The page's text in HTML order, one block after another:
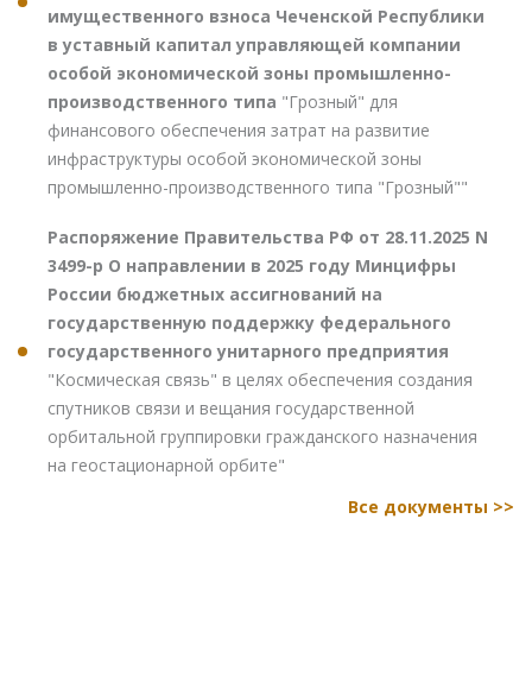
имущественного взноса Чеченской Республики
в уставный капитал управляющей компании
особой экономической зоны промышленно-
производственного типа "Грозный" для
финансового обеспечения затрат на развитие
инфраструктуры особой экономической зоны
промышленно-производственного типа "Грозный""
Распоряжение Правительства РФ от 28.11.2025 N
3499-р О направлении в 2025 году Минцифры
России бюджетных ассигнований на
государственную поддержку федерального
государственного унитарного предприятия
"Космическая связь" в целях обеспечения создания
спутников связи и вещания государственной
орбитальной группировки гражданского назначения
на геостационарной орбите"
Все документы >>